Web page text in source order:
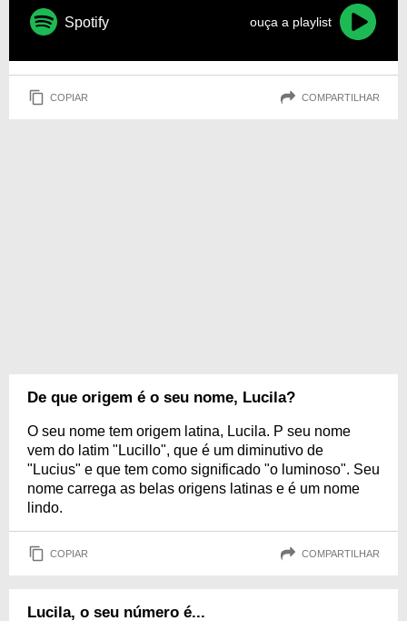
Spotify ouça a playlist
COPIAR COMPARTILHAR
De que origem é o seu nome, Lucila?
O seu nome tem origem latina, Lucila. P seu nome
vem do latim "Lucillo", que é um diminutivo de
"Lucius" e que tem como significado "o luminoso". Seu
nome carrega as belas origens latinas e é um nome
lindo.
COPIAR COMPARTILHAR
Lucila, o seu número é...